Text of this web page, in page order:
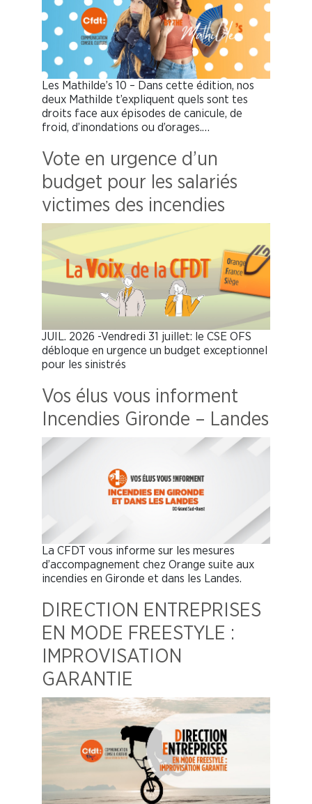
Les Mathilde’s 10 – Dans cette édition, nos
deux Mathilde t’expliquent quels sont tes
droits face aux épisodes de canicule, de
froid, d’inondations ou d’orages.…
Vote en urgence d’un
budget pour les salariés
victimes des incendies
JUIL. 2026 -Vendredi 31 juillet: le CSE OFS
débloque en urgence un budget exceptionnel
pour les sinistrés
Vos élus vous informent
Incendies Gironde – Landes
La CFDT vous informe sur les mesures
d’accompagnement chez Orange suite aux
incendies en Gironde et dans les Landes.
DIRECTION ENTREPRISES
EN MODE FREESTYLE :
IMPROVISATION
GARANTIE